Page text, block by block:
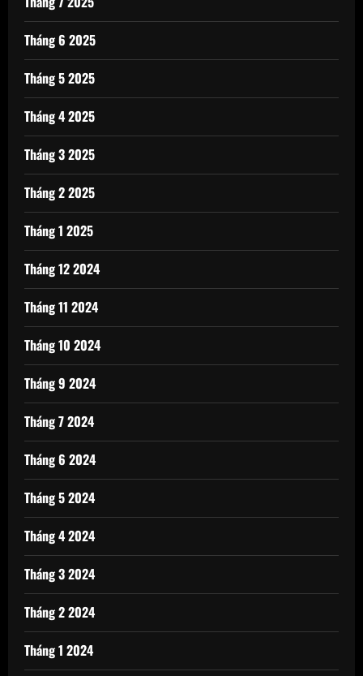
Tháng 6 2025
Tháng 5 2025
Tháng 4 2025
Tháng 3 2025
Tháng 2 2025
Tháng 1 2025
Tháng 12 2024
Tháng 11 2024
Tháng 10 2024
Tháng 9 2024
Tháng 7 2024
Tháng 6 2024
Tháng 5 2024
Tháng 4 2024
Tháng 3 2024
Tháng 2 2024
Tháng 1 2024